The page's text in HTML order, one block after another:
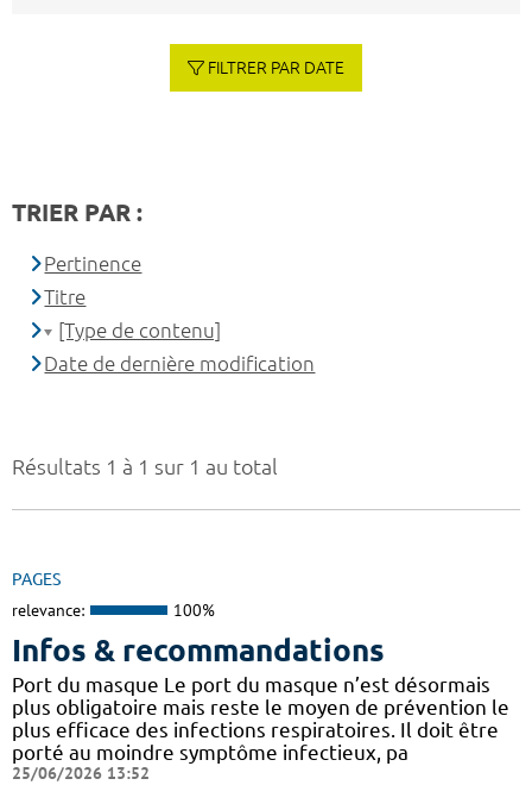
Résultats 1 à 1 sur 1 au total
PAGES
relevance: 100%
Infos & recommandations
Port du masque Le port du masque n’est désormais
plus obligatoire mais reste le moyen de prévention le
plus efficace des infections respiratoires. Il doit être
porté au moindre symptôme infectieux, pa
25/06/2026 13:52
FILTRER PAR DATE
TRIER PAR :
Pertinence
Titre
[Type de contenu]
Date de dernière modification